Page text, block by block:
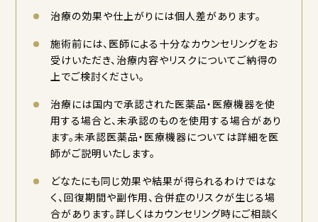
治療の効果や仕上がりには個人差があります。
施術前には、医師による十分なカウンセリングをお
受けいただき、治療内容やリスクについてご納得の
上でご検討ください。
治療には国内で承認された医薬品・医療機器を使
用する場合と、未承認のものを使用する場合があり
ます。未承認医薬品・医療機器については詳細を医
師がご説明いたします。
どなたにも同じ効果や結果が得られるわけではな
く、回復期間や副作用、合併症のリスクが生じる場
合があります。詳しくはカウンセリング時にご相談く